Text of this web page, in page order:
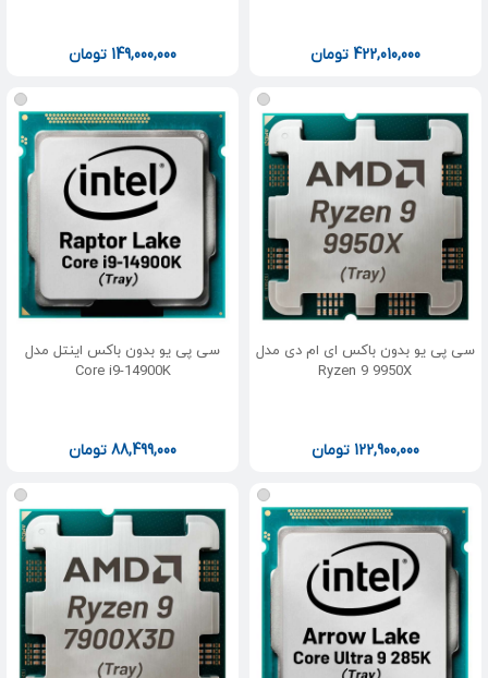
422,010,000 تومان 149,000,000 تومان
سی پی یو بدون باکس ای ام دی مدل
Ryzen 9 9950X
122,900,000 تومان
سی پی یو بدون باکس اینتل مدل
Core i9-14900K
88,499,000تومان